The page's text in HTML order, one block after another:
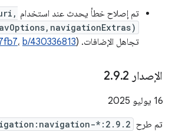
تم إصلاح خطأ يحدث عند استخدام
تجاهل الإضافات. (
، b/430336813
الإصدار 2 .9.2
‫16 يوليو 2025
تم طرح *:2.9.2